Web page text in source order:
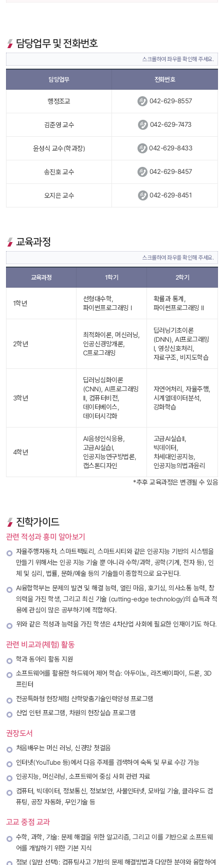
담당업무 및 전화번호
스크롤하여 좌우를 확인해 주세요.
담당업무 전화번호
행정조교 042-629-8557
김준영 교수 042-629-7473
윤성식 교수(학과장) 042-629-8433
송진호 교수 042-629-8457
오지은 교수 042-629-8451
교육과정
스크롤하여 좌우를 확인해 주세요.
교육과정 1학기 2학기
1학년
선형대수학,
파이썬프로그래밍 I
확률과 통계,
파이썬프로그래밍 II
2학년
최적화이론, 머신러닝,
인공신경망개론,
C프로그래밍
딥러닝기초이론
(DNN), AI프로그래밍
I, 영상신호처리,
자료구조, 비지도학습
3학년
딥러닝심화이론
(CNN), AI프로그래밍
II, 컴퓨터비전,
데이터베이스,
데이터시각화
자연어처리, 자율주행,
시계열데이터분석,
강화학습
4학년
AI음성인식응용,
고급AI실습I,
인공지능연구방법론,
캡스톤디자인
고급AI실습II,
빅데이터,
차세대인공지능,
인공지능의법과윤리
*추후 교육과정은 변경될 수 있음
진학가이드
관련 적성과 흥미 알아보기
자율주행자동차, 스마트팩토리, 스마트시티와 같은 인공지능 기반의 시스템을
만들기 위해서는 인공 지능 기술 뿐 아니라 수학/과학, 공학(기계, 전자 등), 인
체 및 심리, 법률, 문화/예술 등의 기술들이 종합적으로 요구된다.
AI융합학부는 문제의 발견 및 해결 능력, 열린 마음, 호기심, 의사소통 능력, 창
의력을 가진 학생, 그리고 최신 기술 (cutting-edge technology)의 습득과 적
용에 관심이 많은 공부하기에 적합하다.
위와 같은 적성과 능력을 가진 학생은 4차산업 사회에 필요한 인재이기도 하다.
관련 비교과(체험) 활동
학과 동아리 활동 지원
소프트웨어를 활용한 하드웨어 제어 학습: 아두이노, 라즈베이파이, 드론, 3D
프린터
전공특화형 현장체험 산학맞춤기술인력양성 프로그램
산업 인턴 프로그램, 차원의 현장실습 프로그램
권장도서
처음배우는 머신 러닝, 신경망 첫걸음
인터넷(YouTube 등)에서 다음 주제를 검색하여 숙독 및 무료 수강 가능
인공지능, 머신러닝, 소프트웨어 중심 사회 관련 자료
컴퓨터, 빅데이터, 정보통신, 정보보안, 사물인터넷, 모바일 기술, 클라우드 컴
퓨팅, 공장 자동화, 무인기술 등
고교 중점 교과
수학, 과학, 기술: 문제 해결을 위한 알고리즘, 그리고 이를 기반으로 소프트웨
어를 개발하기 위한 기본 지식
정보 (일반 선택): 컴퓨팅사고 기반의 문제 해결방법과 다양한 분야와 융합하여